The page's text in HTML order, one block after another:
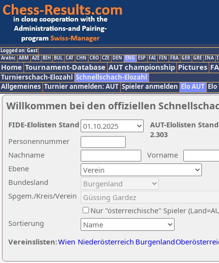
Logged on: Gast
Arabic ARM AZE BIH BUL CAT CHN CRO CZE DEN ENG ESP FAI FIN FRA GER GRE INA
Home Tournament-Database AUT championship Pictures
Turnierschach-Elozahl Schnellschach-Elozahl
Allgemeines Turnier anmelden: AUT Spieler anmelden Elo AUT
Willkommen bei den offiziellen
Nachname
Vorname
Ebene
Sortierung
Personennummer
Bundesland
Spgem./Kreis/Verein
Nur "österreichische" Spieler
Vereinslisten:Wien Niederösterreich Burgenland
AUT-Elolisten
2.303
FIDE-Elolisten Stand